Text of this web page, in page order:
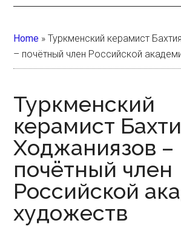
Home »Туркменский керамист
– почётный член Российской
Туркменский
керамист
Ходжаниязов –
почётный член
Российской
художеств